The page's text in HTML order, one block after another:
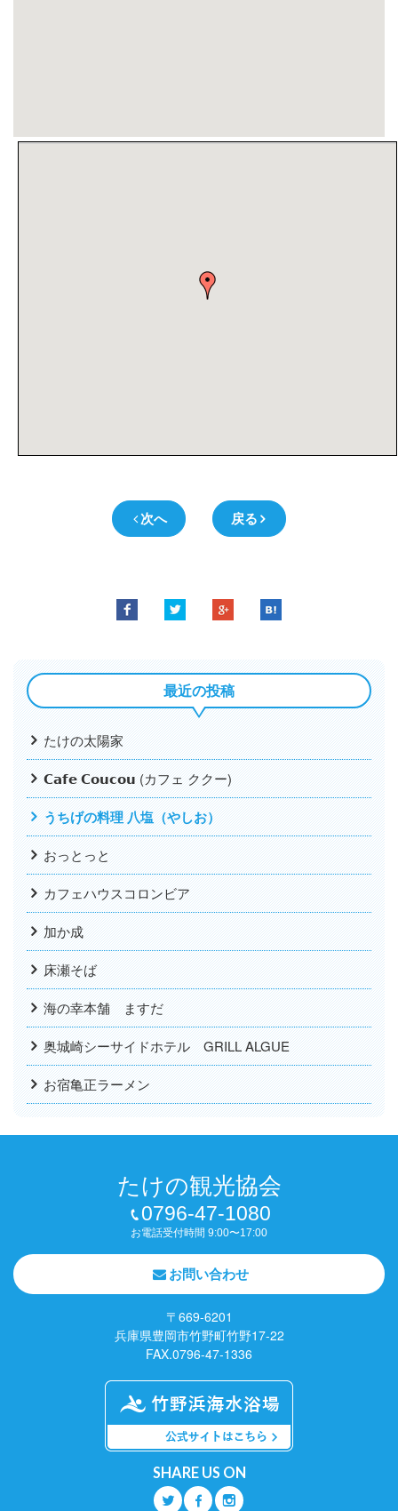
次へ 戻る
最近の投稿
たけの太陽家
𝗖𝗮𝗳𝗲 𝗖𝗼𝘂𝗰𝗼𝘂 (カフェ ククー)
うちげの料理 八塩（やしお）
おっとっと
カフェハウスコロンビア
加か成
床瀬そば
海の幸本舗 ますだ
奥城崎シーサイドホテル GRILL ALGUE
お宿亀正ラーメン
たけの観光協会
0796-47-1080
お電話受付時間 9:00〜17:00
お問い合わせ
〒669-6201
兵庫県豊岡市竹野町竹野17-22
FAX.0796-47-1336
SHARE US ON
Q O P